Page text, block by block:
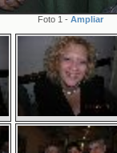
Foto 1 - Ampliar